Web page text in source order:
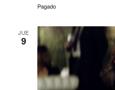
Pagado
JUE
9